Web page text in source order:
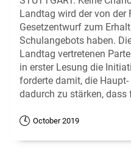
Landtag wird der von der
Gesetzentwurf zum
Schulangebots haben.
Landtag vertretenen
in erster Lesung die
forderte damit, die
dadurch zu stärken, dass
October 2019